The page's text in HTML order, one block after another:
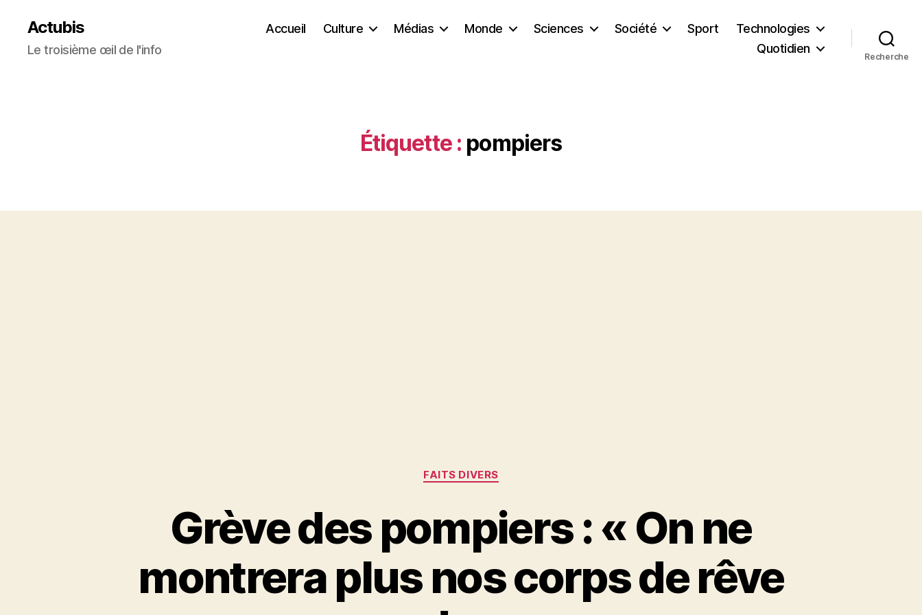
Actubis
Le troisième œil de l'info
Accueil Culture Médias Monde Sciences Société Sport
Technologies
Quotidien
Recherche
Étiquette : pompiers
Catégories
FAITS DIVERS
Grève des pompiers : « On ne
montrera plus nos corps de rêve